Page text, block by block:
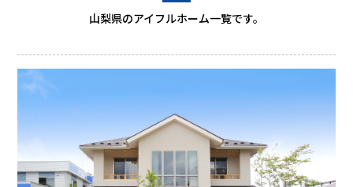
山梨県のアイフルホーム一覧です。